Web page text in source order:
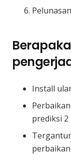
Install
prediksi